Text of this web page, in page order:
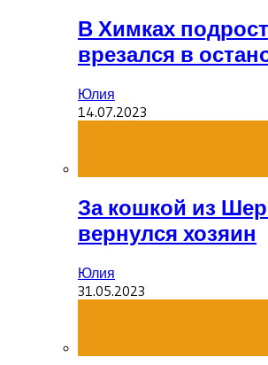
В Химках
врезался в
Юлия
14.07.2023
За кошкой из
вернулся хозяин
Юлия
31.05.2023